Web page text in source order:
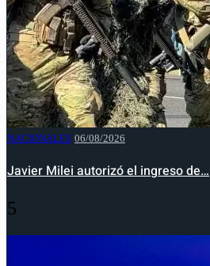
NACIONALES 06/08/2026
Javier Milei autorizó el ingreso de…
5